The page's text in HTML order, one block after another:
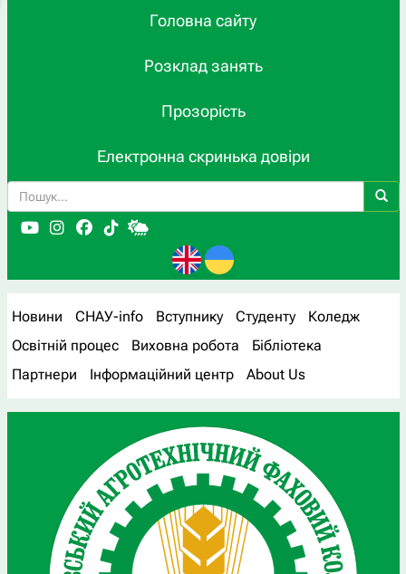
Головна сайту
Розклад занять
Прозорість
Електронна скринька довіри
Новини СНАУ-info Вступнику Студенту
Коледж
Освітній процес
Виховна робота
Бібліотека
Партнери
Інформаційний центр About Us